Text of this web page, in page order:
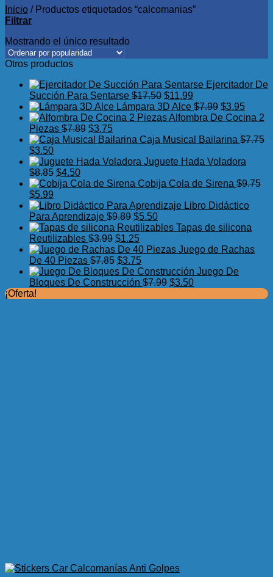
Inicio /Productos etiquetados “calcomanias”
Filtrar
Mostrando el único resultado
Otros productos
Ejercitador De
Succión Para Sentarse $17.50 El
precio
original
$17.50.
$11.99
precio
actual
$11.99.
Lámpara 3D Alce $7.99 El
precio
era:
$3.95El
precio
es:
Alfombra De Cocina 2
Piezas $7.89 El
precio
era:
$3.75El
precio
es:
Caja Musical Bailarina $7.75
El
precio
original
era:
$7.75.
$3.50El
precio
actual
es:
Juguete Hada Voladora
$8.85 El
precio
era:
$8.85.
$4.50El
precio
es:
$4.50.
Cobija Cola de Sirena $9.75
El
precio
original
era:
$9.75.
$5.99
precio
actual
es:
$5.99.
Libro Didáctico
Para Aprendizaje $9.89 El
precio
original
era:
$9.89.
$5.50El
precio
es:
Tapas de silicona
Reutilizables $3.99 El
precio
original
era:
$3.99.
$1.25El
precio
actual
es:
$1.25.
Juego de Rachas
De 40 Piezas $7.85 El
precio
original
$3.75El
precio
actual
Juego De
Bloques De Construcción $7.99 El
$3.50El
¡Oferta!